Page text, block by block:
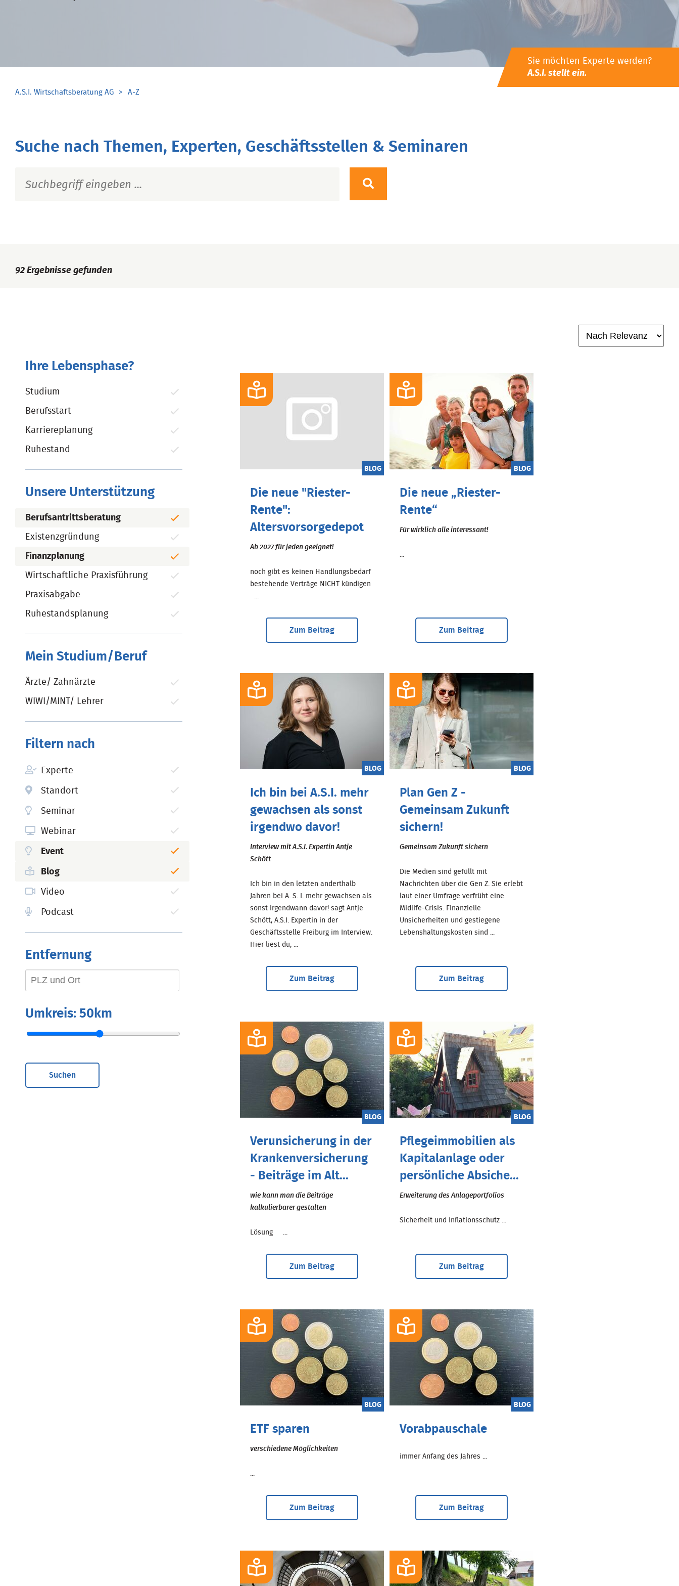
Sie möchten Experte werden?
A.S.I. stellt ein.
A.S.I. Wirtschaftsberatung AG A-Z
Suche nach Themen, Experten, Geschäftsstellen & Seminaren
92 Ergebnisse gefunden
Ihre Lebensphase?
Studium
Berufsstart
Karriereplanung
Ruhestand
Unsere Unterstützung
Berufsantrittsberatung
Existenzgründung
Finanzplanung
Wirtschaftliche Praxisführung
Praxisabgabe
Ruhestandsplanung
Mein Studium/Beruf
Ärzte/ Zahnärzte
WIWI/MINT/ Lehrer
Filtern nach
Experte
Standort
Seminar
Webinar
Event
Blog
Video
Podcast
Entfernung
Umkreis: 50km
Suchen
BLOG
Die neue "Riester-
Rente":
Altersvorsorgedepot
Ab 2027 für jeden geeignet!
noch gibt es keinen Handlungsbedarf
bestehende Verträge NICHT kündigen
...
Zum Beitrag
BLOG
Die neue „Riester-
Rente“
Für wirklich alle interessant!
...
Zum Beitrag
BLOG
Ich bin bei A.S.I. mehr
gewachsen als sonst
irgendwo davor!
Interview mit A.S.I. Expertin Antje
Schött
Ich bin in den letzten anderthalb
Jahren bei A. S. I. mehr gewachsen als
sonst irgendwann davor! sagt Antje
Schött, A.S.I. Expertin in der
Geschäftsstelle Freiburg im Interview.
Hier liest du, ...
Zum Beitrag
BLOG
Plan Gen Z -
Gemeinsam Zukunft
sichern!
Gemeinsam Zukunft sichern
Die Medien sind gefüllt mit
Nachrichten über die Gen Z. Sie erlebt
laut einer Umfrage verfrüht eine
Midlife-Crisis. Finanzielle
Unsicherheiten und gestiegene
Lebenshaltungskosten sind ...
Zum Beitrag
BLOG
Verunsicherung in der
Krankenversicherung
- Beiträge im Alt...
wie kann man die Beiträge
kalkulierbarer gestalten
Lösung ...
Zum Beitrag
BLOG
Pflegeimmobilien als
Kapitalanlage oder
persönliche Absiche...
Erweiterung des Anlageportfolios
Sicherheit und Inflationsschutz ...
Zum Beitrag
BLOG
ETF sparen
verschiedene Möglichkeiten
...
Zum Beitrag
BLOG
Vorabpauschale
immer Anfang des Jahres ...
Zum Beitrag